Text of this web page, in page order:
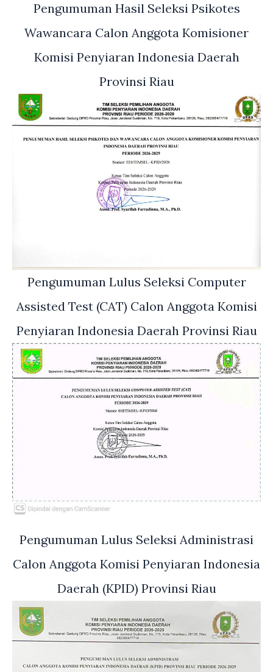
Pengumuman Hasil Seleksi Psikotes
Wawancara Calon Anggota Komisioner
Komisi Penyiaran Indonesia Daerah
Provinsi Riau
Pengumuman Lulus Seleksi Computer
Assisted Test (CAT) Calon Anggota Komisi
Penyiaran Indonesia Daerah Provinsi Riau
Pengumuman Lulus Seleksi Administrasi
Calon Anggota Komisi Penyiaran Indonesia
Daerah (KPID) Provinsi Riau